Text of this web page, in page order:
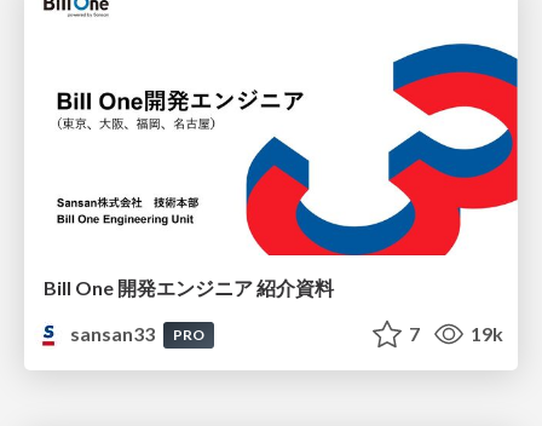
Bill One 開発エンジニア 紹介資料
sansan33
PRO 7 19k